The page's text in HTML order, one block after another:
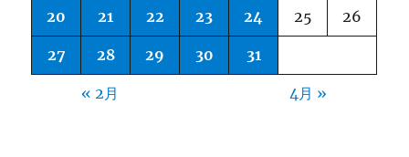
20 21 22 23 24 25 26
27 28 29 30 31
« 2月 4月 »